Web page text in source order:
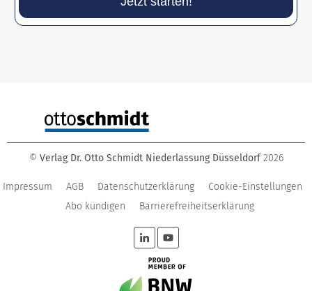
© Verlag Dr. Otto Schmidt Niederlassung Düsseldorf 2026
Impressum AGB Datenschutzerklärung
Cookie-Einstellungen
Abo kündigen
Barrierefreiheitserklärung